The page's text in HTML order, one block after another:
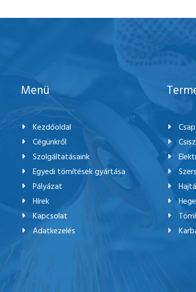
Menü
Kezdőoldal
Cégünkről
Szolgáltatásaink
Egyedi tömítések gyártása
Pályázat
Hírek
Kapcsolat
Adatkezelés